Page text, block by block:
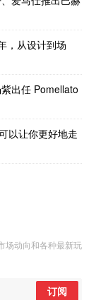
，从设计到场
出任 Pomellato
以让你更好地走
场动向和各种最新玩